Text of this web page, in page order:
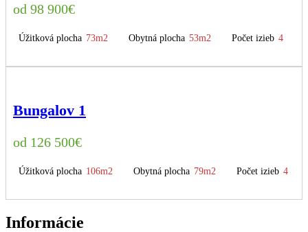
98 900€
Úžitková plocha 73m2 Obytná plocha 53m2 Počet izieb 4
Bungalov 1
126 500€
Úžitková plocha 106m2 Obytná plocha 79m2 Počet izieb 4
Informácie